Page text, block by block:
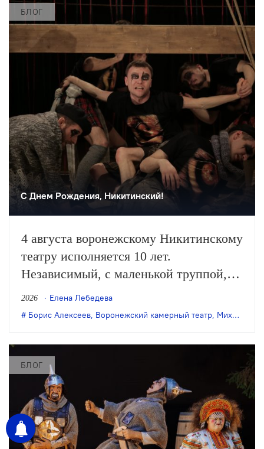
БЛОГ
С Днем Рождения, Никитинский!
4 августа воронежскому Никитинскому
театру исполняется 10 лет.
Независимый, с маленькой труппой,
он все очевиднее становится
художественным явлением в
деятельность – феноменом
постоянного обновления сценического
искусства. Елена Лебедева вспоминает
главные события в истории этого
театра.
2026
Елена Лебедева
Борис Алексеев, Воронежский камерный театр, Михаил Бычков
БЛОГ